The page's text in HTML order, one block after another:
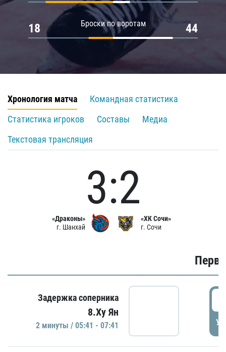
Броски по воротам
18 44
Хронология матча
Командная статистика
Статистика игроков
Составы
Медиа
Текстовая трансляция
«Драконы»
г. Шанхай
3:2
«ХК Сочи»
г. Сочи
Задержка соперника
8.Ху Ян
2 минуты / 05:41 - 07:41